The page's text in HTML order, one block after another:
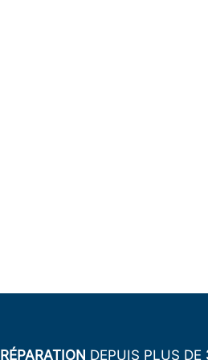
RÉPARATION DEPUIS PLUS DE